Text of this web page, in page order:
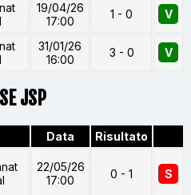
19/04/26
17:00
1 - 0 V
31/01/26
16:00
3 - 0 V
JSP
Data
Risultato
22/05/26
17:00
0 - 1 S